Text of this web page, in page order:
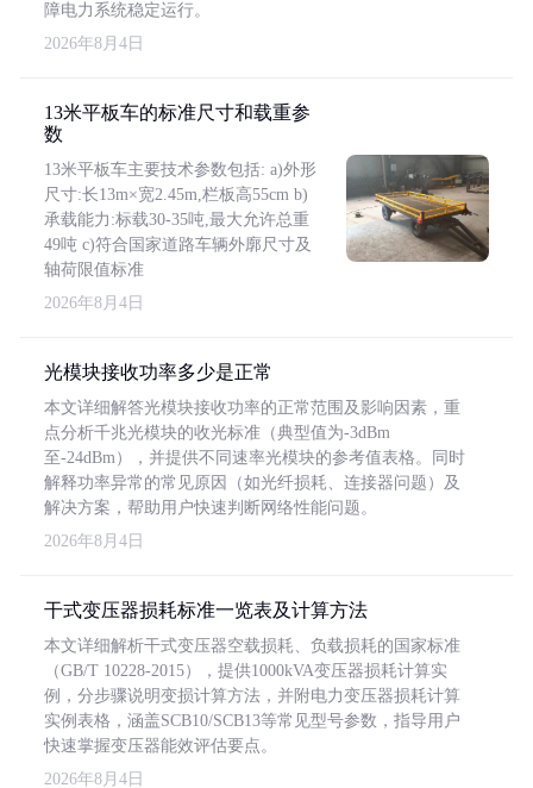
障电力系统稳定运行。
2026年8月4日
13米平板车的标准尺寸和载重参
数
13米平板车主要技术参数包括: a)外形
尺寸:长13m×宽2.45m,栏板高55cm b)
承载能力:标载30-35吨,最大允许总重
49吨 c)符合国家道路车辆外廓尺寸及
轴荷限值标准
2026年8月4日
光模块接收功率多少是正常
本文详细解答光模块接收功率的正常范围及影响因素，重
点分析千兆光模块的收光标准（典型值为-3dBm
至-24dBm），并提供不同速率光模块的参考值表格。同时
解释功率异常的常见原因（如光纤损耗、连接器问题）及
解决方案，帮助用户快速判断网络性能问题。
2026年8月4日
干式变压器损耗标准一览表及计算方法
本文详细解析干式变压器空载损耗、负载损耗的国家标准
（GB/T 10228-2015），提供1000kVA变压器损耗计算实
例，分步骤说明变损计算方法，并附电力变压器损耗计算
实例表格，涵盖SCB10/SCB13等常见型号参数，指导用户
快速掌握变压器能效评估要点。
2026年8月4日